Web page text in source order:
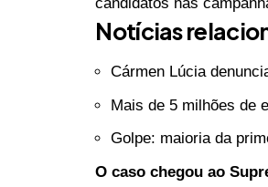
Notícias
Cármen Lúcia
Mais de 5 milhões de
Golpe: maioria da
O caso chegou ao